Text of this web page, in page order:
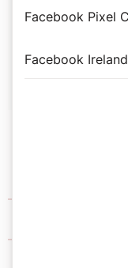
Autor:
carla Second
Facebook Pixel
Facebook